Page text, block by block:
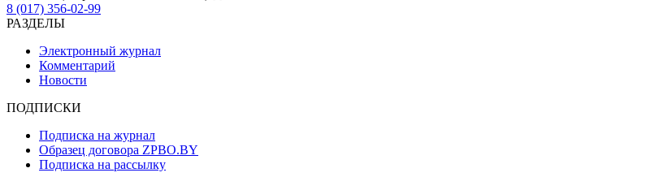
8 (017) 356-02-99
РАЗДЕЛЫ
Электронный журнал
Комментарий
Новости
ПОДПИСКИ
Подписка на журнал
Образец договора ZPBO.BY
Подписка на рассылку